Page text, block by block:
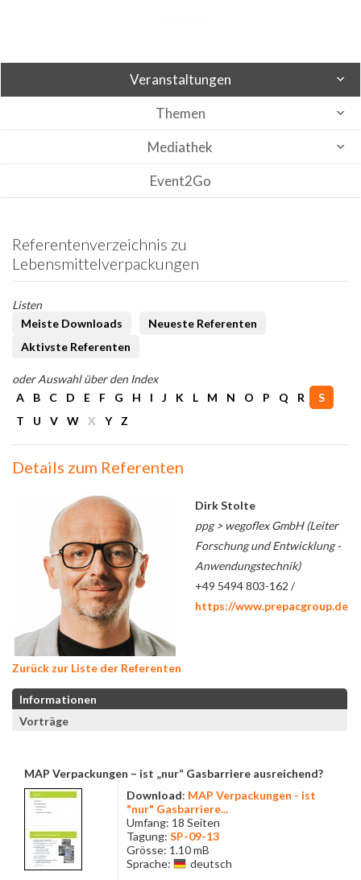
Veranstaltungen
Themen
Mediathek
Event2Go
Referentenverzeichnis zu
Lebensmittelverpackungen
Listen
Meiste Downloads
Neueste Referenten
Aktivste Referenten
oder Auswahl über den Index
A
B C D E F G H I J K L M N O P Q R
S
T
U V W X Y Z
Details zum Referenten
Dirk Stolte
ppg > wegoflex GmbH (Leiter
Forschung und Entwicklung -
Anwendungstechnik)
+49 5494 803-162 /
https://www.prepacgroup.de
Zurück zur Liste der Referenten
Informationen
Vorträge
MAP Verpackungen – ist „nur“ Gasbarriere ausreichend?
Download: MAP Verpackungen - ist
"nur" Gasbarriere...
Umfang: 18 Seiten
Tagung: SP-09-13
Grösse: 1.10 mB
Sprache:
deutsch